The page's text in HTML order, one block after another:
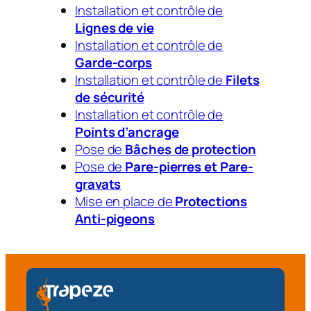
Installation et contrôle de
Lignes de vie
Installation et contrôle de
Garde-corps
Installation et contrôle de Filets
de sécurité
Installation et contrôle de
Points d’ancrage
Pose de Bâches de protection
Pose de Pare-pierres et Pare-
gravats
Mise en place deProtections
Anti-pigeons